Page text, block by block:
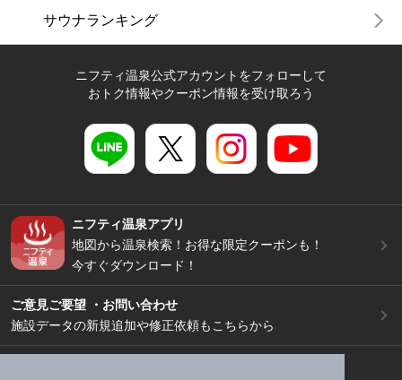
サウナランキング
ニフティ温泉公式アカウントをフォローして
おトク情報やクーポン情報を受け取ろう
ニフティ温泉アプリ
地図から温泉検索！お得な限定クーポンも！
今すぐダウンロード！
ご意見ご要望 ・お問い合わせ
施設データの新規追加や修正依頼もこちらから